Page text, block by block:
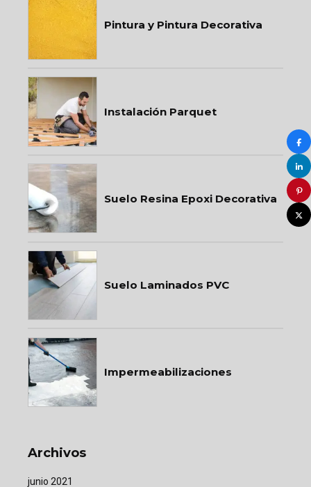
Pintura y Pintura Decorativa
Instalación Parquet
Suelo Resina Epoxi Decorativa
Suelo Laminados PVC
Impermeabilizaciones
Archivos
junio 2021